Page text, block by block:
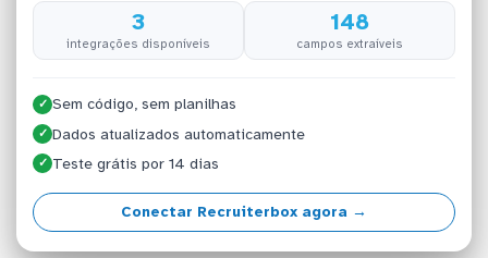
3
integrações disponíveis
148
campos extraíveis
✓ Sem código, sem planilhas
✓ Dados atualizados automaticamente
✓ Teste grátis por 14 dias
Conectar Recruiterbox agora →